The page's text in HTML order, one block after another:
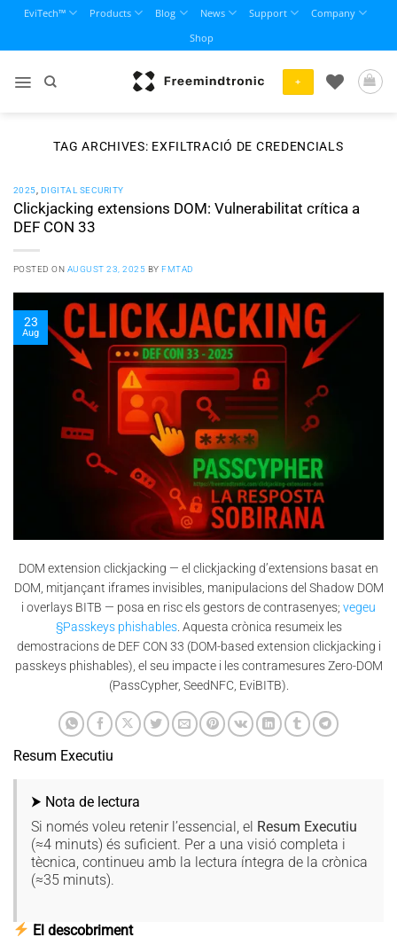
content
EviTech™ Products Blog News Support
Company
Shop
+
TAG ARCHIVES: EXFILTRACIÓ DE CREDENCIALS
2025 DIGITAL SECURITY
Clickjacking extensions DOM: Vulnerabilitat crítica a
DEF CON 33
POSTED ON AUGUST 23, 2025 BYFMTAD
23
Aug
DOM extension clickjacking — el clickjacking d’extensions basat en
DOM, mitjançant iframes invisibles, manipulacions del Shadow DOM
i overlays BITB — posa en risc els gestors de contrasenyes; vegeu
§Passkeys phishables. Aquesta crònica resumeix les
demostracions de DEF CON 33 (DOM-based extension clickjacking i
passkeys phishables), el seu impacte i les contramesures Zero-DOM
(PassCypher, SeedNFC, EviBITB).
Resum Executiu
⮞ Nota de lectura
Si només voleu retenir l’essencial, el Resum Executiu
(≈4 minuts) és suficient. Per a una visió completa i
tècnica, continueu amb la lectura íntegra de la crònica
(≈35 minuts).
El descobriment